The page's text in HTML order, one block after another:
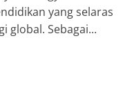
yang selaras
global. Sebagai...